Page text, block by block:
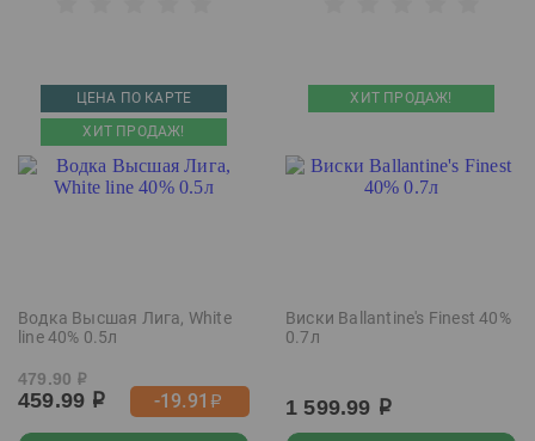
ЦЕНА ПО КАРТЕ
ХИТ ПРОДАЖ!
Водка Высшая Лига, White
line 40% 0.5л
479.90 р
459.99 р -19.91 р
ХИТ ПРОДАЖ!
Виски Ballantine's Finest 40%
0.7л
1 599.99 р